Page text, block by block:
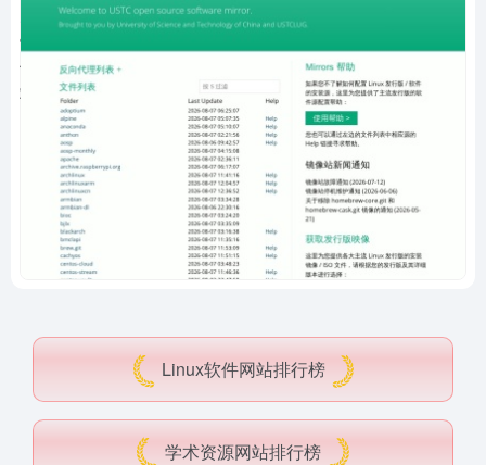
Linux软件网站排行榜
学术资源网站排行榜